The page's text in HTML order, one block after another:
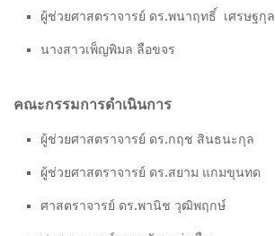
ผู้ช่วยศาสตราจารย์ ดร.พนาฤทธิ์ เศรษฐกุล
นางสาวเพ็ญพิมล ลือขจร
คณะกรรมการดำเนินการ
ผู้ช่วยศาสตราจารย์ ดร.กฤช สินธนะกุล
ผู้ช่วยศาสตราจารย์ ดร.สยาม แกมขุนทด
ศาสตราจารย์ ดร.พานิช วุฒิพฤกษ์